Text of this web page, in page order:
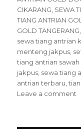
CIKARANG SEWA
TIANG ANTRIAN
GOLD TANGERANG
sewa tiang antrian
menteng jakpus
tiang antrian
jakpus sewa tiang
antrian terbaru ,
Leave a comment